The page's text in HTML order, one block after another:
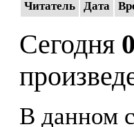
Читатель Дата
Сегодня 0
В данном